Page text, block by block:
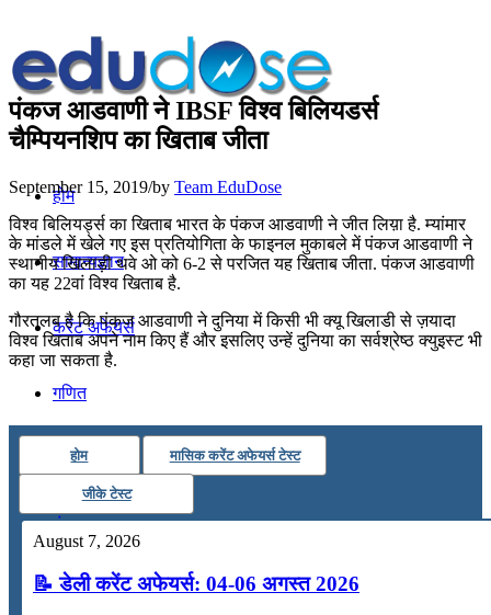
होम
सामान्यज्ञान
करेंट अफेयर्स
गणित
तर्कशक्ति
कंप्यूटर
अंग्रेजी
पंकज आडवाणी ने IBSF विश्व बिलियडर्स
चैम्पियनशिप का खिताब जीता
September 15, 2019/by Team EduDose
विश्व बिलियर्ड्स का खिताब भारत के पंकज आडवाणी ने जीत लिय़ा है. म्यांमार
के मांडले में खेले गए इस प्रतियोगिता के फाइनल मुकाबले में पंकज आडवाणी ने
स्थानीय खिलाड़ी थवे ओ को 6-2 से परजित यह खिताब जीता. पंकज आडवाणी
का यह 22वां विश्व खिताब है.
गौरतलब है कि पंकज आडवाणी ने दुनिया में किसी भी क्यू खिलाडी से ज़यादा
विश्व खिताब अपने नाम किए हैं और इसलिए उन्हें दुनिया का सर्वश्रेष्ठ क्युइस्ट भी
कहा जा सकता है.
होम मासिक करेंट अफेयर्स टेस्ट
जीके टेस्ट
August 7, 2026
📝 डेली करेंट अफेयर्स: 04-06 अगस्त 2026